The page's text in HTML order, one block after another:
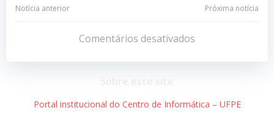
Navegação
Post
Notícia anterior
Navegação
de
Post
Próxima notícia
Comentários desativados
Portal institucional do Centro de Informática – UFPE